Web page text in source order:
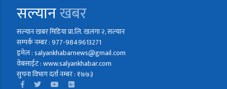
सल्यानखबर
सल्यान खबर मिडिया प्रा.लि. खलंगा २, सल्यान
सम्पर्क नम्बर : 977-9849613271
इमेल : salyankhabarnews@gmail.com
वेबसाईट : www.salyankhabar.com
सुचना विभाग दर्ता नम्बर : १७७३